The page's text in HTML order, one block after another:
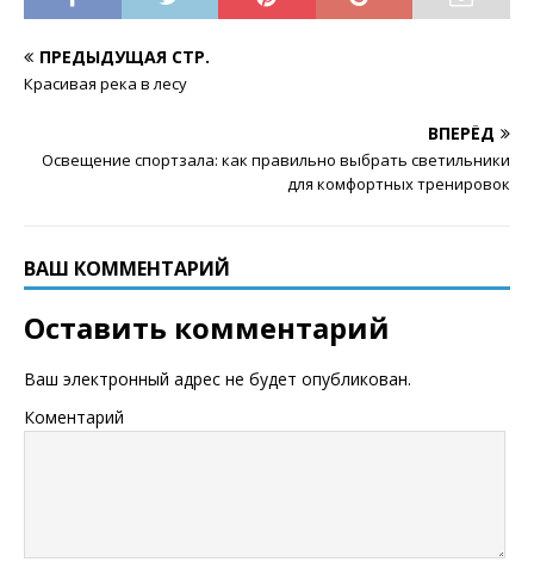
ПРЕДЫДУЩАЯ СТР.
Красивая река в лесу
ВПЕРЁД
Освещение спортзала: как правильно выбрать светильники
для комфортных тренировок
ВАШ КОММЕНТАРИЙ
Оставить комментарий
Ваш электронный адрес не будет опубликован.
Коментарий